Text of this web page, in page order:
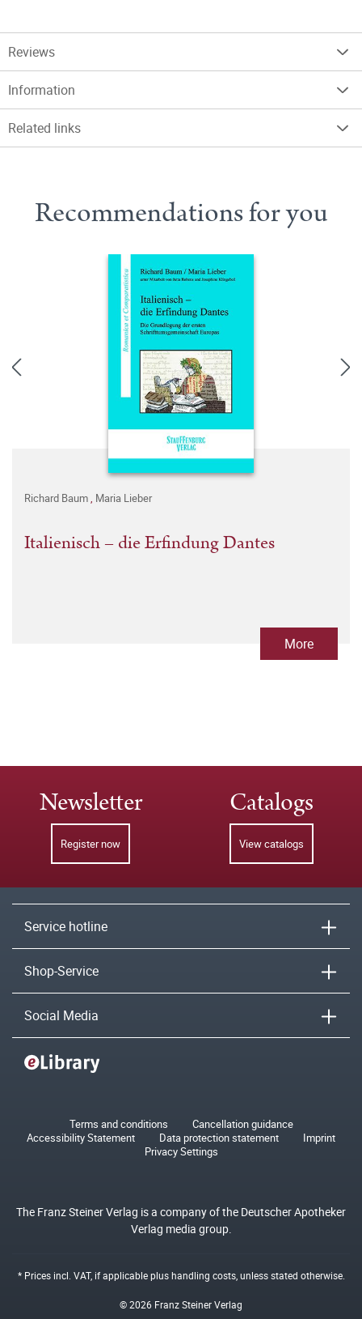
Reviews
Information
Related links
Recommendations for you
Richard Baum, Maria Lieber
Italienisch – die Erfindung Dantes
More
Newsletter
Register now
Catalogs
View catalogs
Service hotline
Shop-Service
Social Media
Terms and conditions
Cancellation guidance
Accessibility Statement
Data protection statement
Imprint
Privacy Settings
The Franz Steiner Verlag is a company of the Deutscher Apotheker
Verlag media group.
* Prices incl. VAT, if applicable plushandling costs, unless stated otherwise.
© 2026 Franz Steiner Verlag